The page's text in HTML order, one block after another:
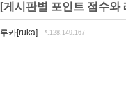
[게시판별 포인트 점수와
루카[ruka] *.128.149.167